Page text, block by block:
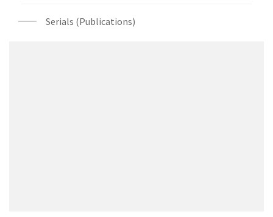
Serials (Publications)